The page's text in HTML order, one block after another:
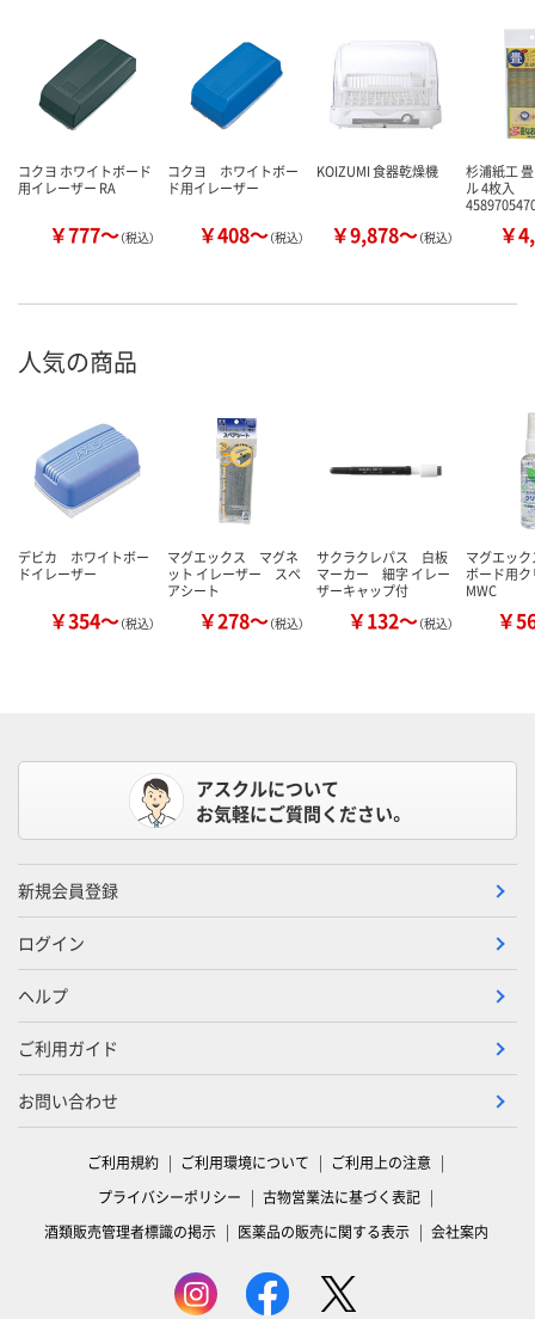
コクヨ ホワイトボード
用イレーザー RA
￥777～（税込）
コクヨ ホワイトボー
ド用イレーザー
￥408～（税込）
KOIZUMI 食器乾燥機
￥9,878～（税込）
杉浦紙工
ル 4枚入
￥
人気の商品
デビカ ホワイトボー
ドイレーザー
￥354～（税込）
マグエックス マグネ
ット イレーザー スペ
アシート
￥278～（税込）
サクラクレパス 白板
マーカー 細字 イレー
ザーキャップ付
￥132～（税込）
マグエッ
ボード用
MWC
￥
アスクルについて
お気軽にご質問ください。
新規会員登録
ログイン
ヘルプ
ご利用ガイド
お問い合わせ
ご利用規約 ご利用環境について
ご利用上の注意
プライバシーポリシー
古物営業法に基づく表記
酒類販売管理者標識の掲示
医薬品の販売に関する表示 会社案内